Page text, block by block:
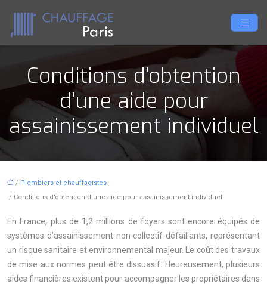
Conditions d’obtention
d’une aide pour
assainissement individuel
/ Plombiers et chauffagistes
/ Conditions d’obtention d’une aide pour assainissement individuel
En France, plus de 1,2 millions de foyers sont encore équipés de
systèmes d’assainissement non collectif défaillants, représentant
un risque sanitaire et environnemental majeur. Le coût des travaux
de mise aux normes peut être dissuasif. Heureusement, plusieurs
aides financières existent pour accompagner les propriétaires dans